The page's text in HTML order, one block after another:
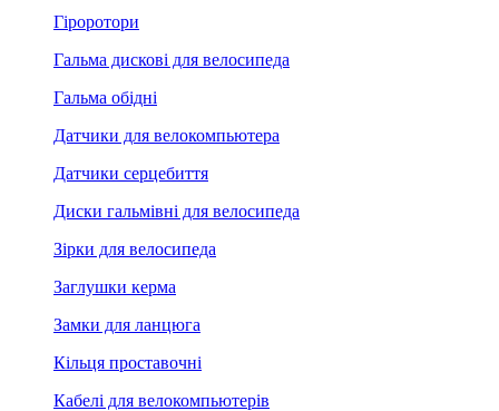
Гіроротори
Гальма дискові для велосипеда
Гальма обідні
Датчики для велокомпьютера
Датчики серцебиття
Диски гальмівні для велосипеда
Зірки для велосипеда
Заглушки керма
Замки для ланцюга
Кільця проставочні
Кабелі для велокомпьютерів